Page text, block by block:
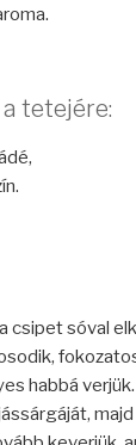
tetejére:
csipet sóval
habbá